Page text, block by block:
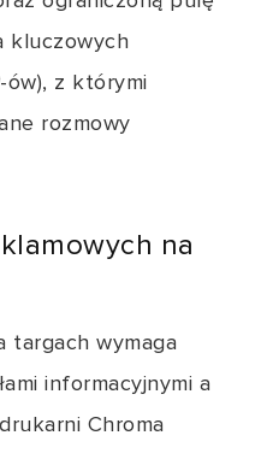
kluczowych
ów), z którymi
rozmowy
na
targach wymaga
informacyjnymi a
Chroma